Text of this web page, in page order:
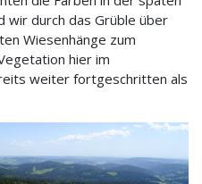
wir durch das Grüble über
Wiesenhänge zum
hier im
weiter fortgeschritten als